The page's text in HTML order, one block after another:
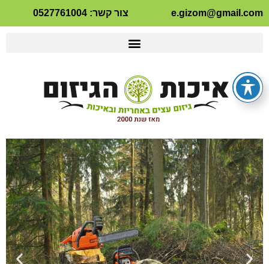
e.gizom@gmail.com צור קשר: 0527761004